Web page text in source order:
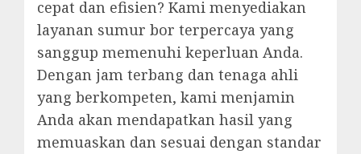
cepat dan efisien? Kami menyediakan
layanan sumur bor terpercaya yang
sanggup memenuhi keperluan Anda.
Dengan jam terbang dan tenaga ahli
yang berkompeten, kami menjamin
Anda akan mendapatkan hasil yang
memuaskan dan sesuai dengan standar